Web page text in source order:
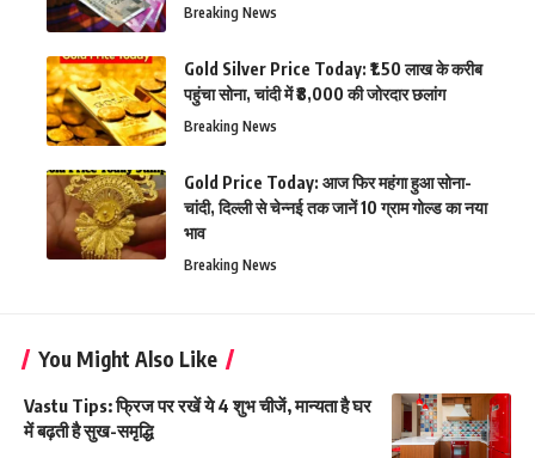
Breaking News
Gold Silver Price Today: ₹1.50 लाख के करीब
पहुंचा सोना, चांदी में ₹8,000 की जोरदार छलांग
Breaking News
Gold Price Today: आज फिर महंगा हुआ सोना-
चांदी, दिल्ली से चेन्नई तक जानें 10 ग्राम गोल्ड का नया
भाव
Breaking News
You Might Also Like
Vastu Tips: फ्रिज पर रखें ये 4 शुभ चीजें, मान्यता है घर
में बढ़ती है सुख-समृद्धि